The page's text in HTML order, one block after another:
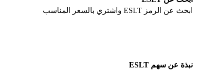
ابحث عن الرمز ESLT واشتري بالسعر المناسب
نبذة عن سهم ESLT